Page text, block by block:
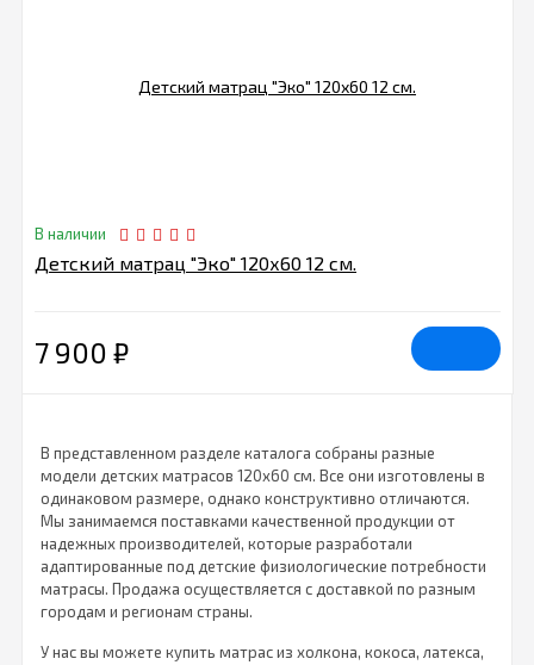
В наличии
Детский матрац "Эко" 120х60 12 см.
7 900 ₽
В представленном разделе каталога собраны разные
модели детских матрасов 120х60 см. Все они изготовлены в
одинаковом размере, однако конструктивно отличаются.
Мы занимаемся поставками качественной продукции от
надежных производителей, которые разработали
адаптированные под детские физиологические потребности
матрасы. Продажа осуществляется с доставкой по разным
городам и регионам страны.
У нас вы можете купить матрас из холкона, кокоса, латекса,